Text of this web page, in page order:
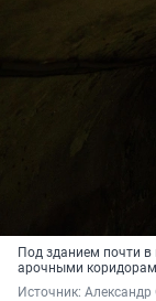
Под зданием почти в
арочными
Источник: